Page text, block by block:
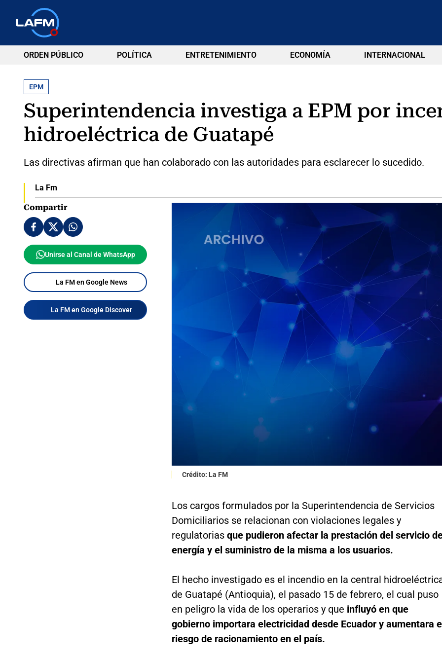
ORDEN PÚBLICO POLÍTICA ENTRETENIMIENTO ECONOMÍA INTERNACIONAL
EPM
Superintendencia investiga a EPM por
hidroeléctrica de Guatapé
Las directivas afirman que han colaborado con las autoridades para esclarecer lo sucedido.
La Fm
Compartir
Unirse al Canal de WhatsApp
La FM en Google News
La FM en Google Discover
Crédito: La FM
Los cargos formulados por la Superintendencia de Servicios
Domiciliarios se relacionan con violaciones legales y
regulatorias que pudieron afectar la prestación del servicio
energía y el suministro de la misma a los usuarios.
El hecho investigado es el incendio en la central
de Guatapé (Antioquia), el pasado 15 de febrero, el cual puso
en peligro la vida de los operarios y que influyó en que
gobierno importara electricidad desde Ecuador y aumentara
riesgo de racionamiento en el país.